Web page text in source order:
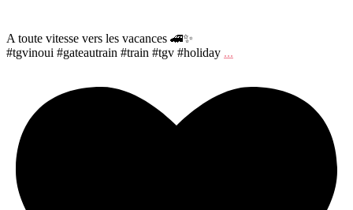
A toute vitesse vers les vacances 🚄✨
#tgvinoui #gateautrain #train #tgv #holiday ...